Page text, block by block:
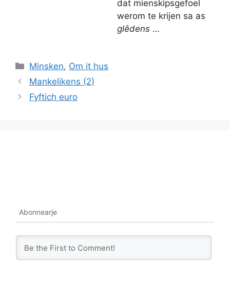
dat mienskipsgefoel
werom te krijen sa as
glêdens…
Categories
Minsken, Om it hus
Mankelikens (2)
Fyftich euro
Abonnearje